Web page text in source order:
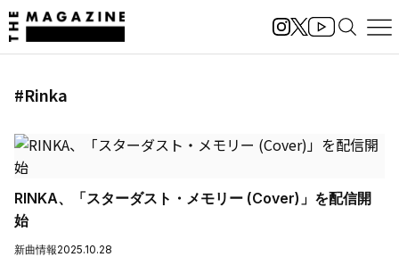
#Rinka
RINKA、「スターダスト・メモリー (Cover)」を配信開
始
新曲情報2025.10.28